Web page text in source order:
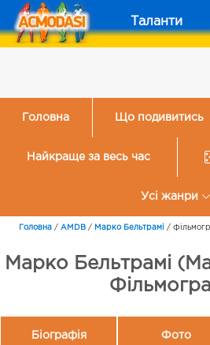
Таланти
Головна Що подивитись
Найкраще за весь час
Усі жанри
Головна / AMDB / Марко Бельтрамі /
Марко Бельтрамі
Біографія Фото